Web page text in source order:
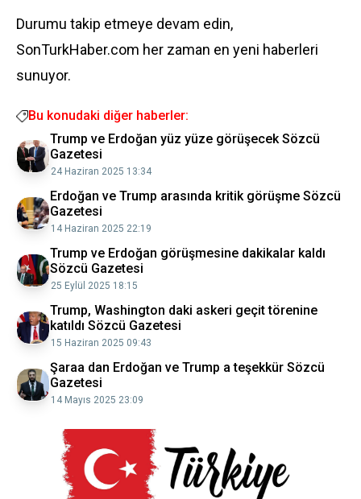
Durumu takip etmeye devam edin,
SonTurkHaber.com her zaman en yeni haberleri
sunuyor.
Bu konudaki diğer haberler:
Trump ve Erdoğan yüz yüze görüşecek Sözcü
Gazetesi
24 Haziran 2025 13:34
Erdoğan ve Trump arasında kritik görüşme Sözcü
Gazetesi
14 Haziran 2025 22:19
Trump ve Erdoğan görüşmesine dakikalar kaldı
Sözcü Gazetesi
25 Eylül 2025 18:15
Trump, Washington daki askeri geçit törenine
katıldı Sözcü Gazetesi
15 Haziran 2025 09:43
Şaraa dan Erdoğan ve Trump a teşekkür Sözcü
Gazetesi
14 Mayıs 2025 23:09